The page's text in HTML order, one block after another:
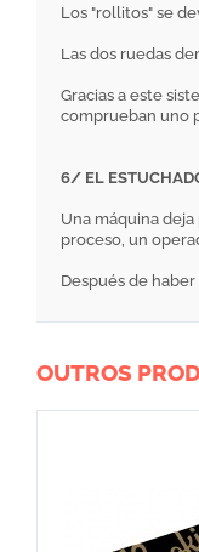
Los "rollitos" se
Las dos ruedas
Gracias a este
comprueban uno
6/ EL
Una máquina
proceso, un
Después de
OUTROS